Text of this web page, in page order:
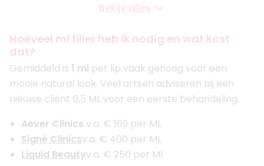
Meer informatie of maak een afspraak
4. Natural Beauty Kliniek
Opgericht in
2009
Aantal behandelaren 1
5. De Gezichtskliniek - Rotterdam
4.7 (231reviews)
Bekijk alles
Hoeveel ml filler heb ik nodig en wat kost
dat?
Gemiddeld is 1 ml per lip vaak genoeg voor een
mooie natural look. Veel artsen adviseren bij een
nieuwe cliënt 0,5 ML voor een eerste behandeling.
Aever Clinics v.a. € 169 per ML
Signé Clinicsv.a. € 400 per ML
Liquid Beautyv.a. € 250 per Ml